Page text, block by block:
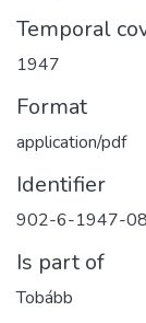
Temporal
1947
Format
application/pdf
Identifier
902-6-1947-
Is part of
Tobább